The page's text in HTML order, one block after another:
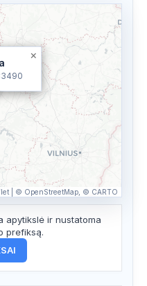
×
© OpenStreetMap, © CARTO
apytikslė ir nustatoma
prefiksą.